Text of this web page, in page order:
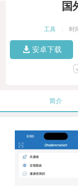
国
工具 时
安卓下载
简介